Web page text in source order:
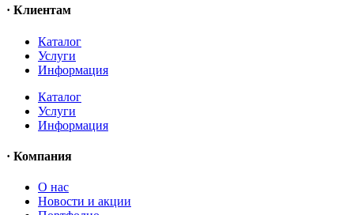
· Клиентам
Каталог
Услуги
Информация
Каталог
Услуги
Информация
· Компания
O нас
Новости и акции